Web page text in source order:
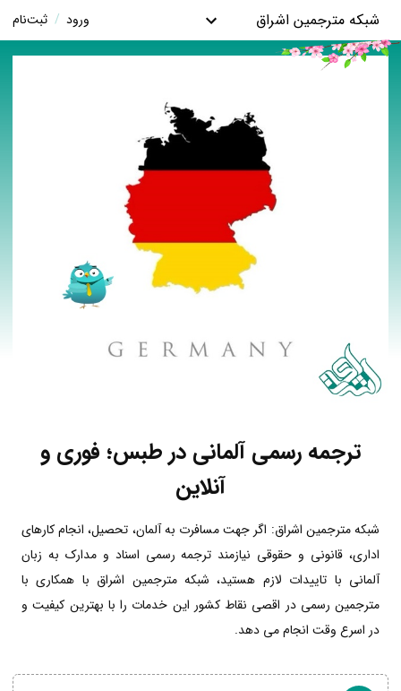
شبکه مترجمین اشراق ورود / ثبت‌نام
ترجمه رسمی آلمانی در طبس؛ فوری و
آنلاین
شبکه مترجمین اشراق: اگر جهت مسافرت به آلمان، تحصیل، انجام کارهای
اداری، قانونی و حقوقی نیازمند ترجمه رسمی اسناد و مدارک به زبان
آلمانی با تاییدات لازم هستید، شبکه مترجمین اشراق با همکاری با
مترجمین رسمی در اقصی نقاط کشور این خدمات را با بهترین کیفیت و
در اسرع وقت انجام می دهد.